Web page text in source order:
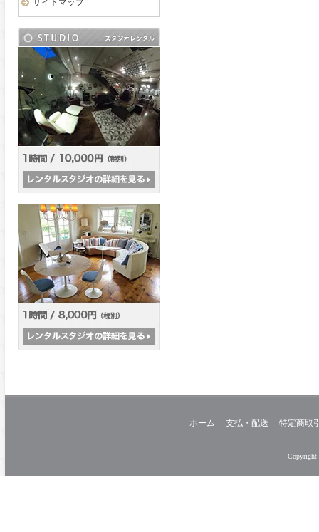
サイトマップ
ホーム 支払・配送 特定商取
Copyright